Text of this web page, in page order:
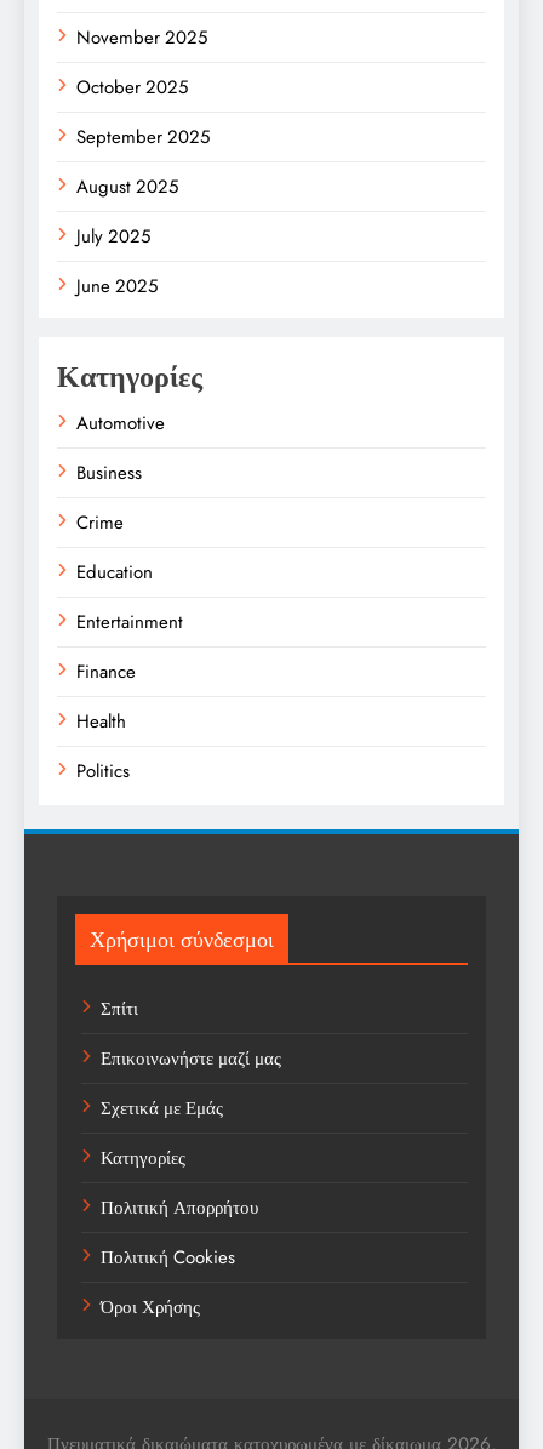
November 2025
October 2025
September 2025
August 2025
July 2025
June 2025
Κατηγορίες
Automotive
Business
Crime
Education
Entertainment
Finance
Health
Politics
Sport
Sports
Technology
Trending
Weather
Αγορά
Αγορά Εργασίας
Αγροτικά Νέα
Αεροπορία
Χρήσιμοι σύνδεσμοι
Σπίτι
Επικοινωνήστε μαζί μας
Σχετικά με Εμάς
Κατηγορίες
Πολιτική Απορρήτου
Πολιτική Cookies
Όροι Χρήσης